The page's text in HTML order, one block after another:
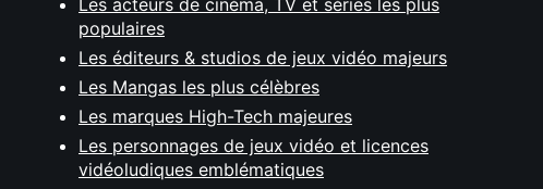
Les acteurs de cinéma, TV et séries les plus
populaires
Les éditeurs & studios de jeux vidéo majeurs
Les Mangas les plus célèbres
Les marques High-Tech majeures
Les personnages de jeux vidéo et licences
vidéoludiques emblématiques